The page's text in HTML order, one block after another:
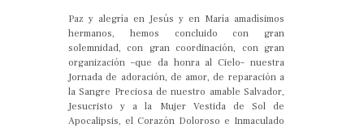
Paz y alegría en Jesús y en María amadísimos
hermanos, hemos concluido con gran
solemnidad, con gran coordinación, con gran
organización –que da honra al Cielo– nuestra
Jornada de adoración, de amor, de reparación a
la Sangre Preciosa de nuestro amable Salvador,
Jesucristo y a la Mujer Vestida de Sol de
Apocalipsis, el Corazón Doloroso e Inmaculado